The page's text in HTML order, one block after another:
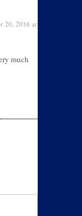
20, 2016 at
much